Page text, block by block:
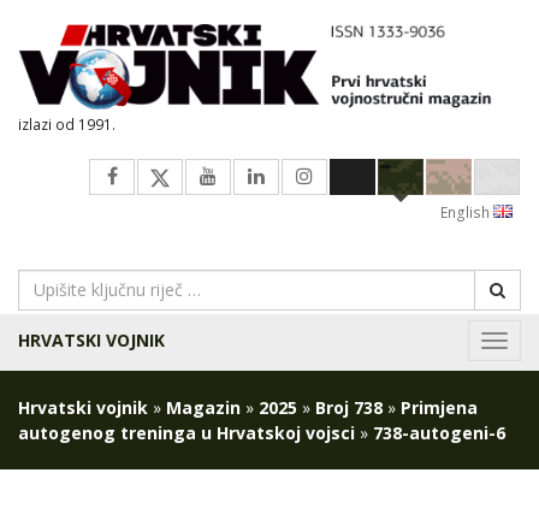
izlazi od 1991.
English
HRVATSKI VOJNIK
Hrvatski vojnik » Magazin » 2025 » Broj 738 » Primjena
autogenog treninga u Hrvatskoj vojsci » 738-autogeni-6